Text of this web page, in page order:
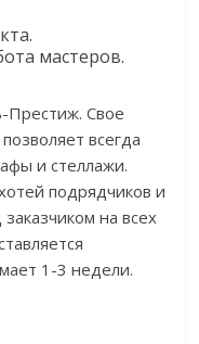
мастеров.
Престиж. Свое
всегда
и стеллажи.
подрядчиков и
на всех
1-3 недели.